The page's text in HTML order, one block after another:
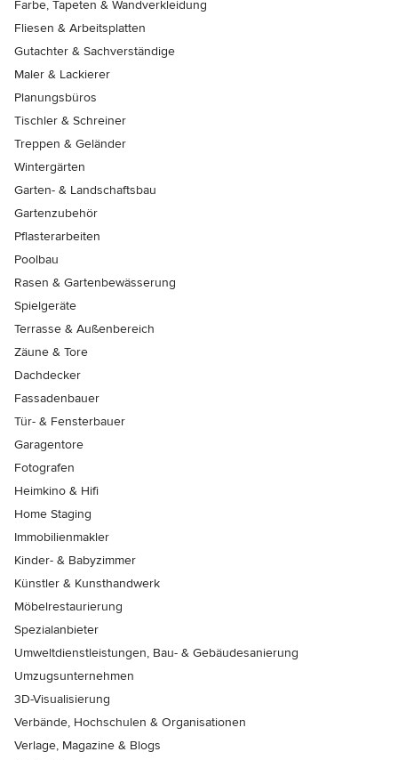
Farbe, Tapeten & Wandverkleidung
Fliesen & Arbeitsplatten
Gutachter & Sachverständige
Maler & Lackierer
Planungsbüros
Tischler & Schreiner
Treppen & Geländer
Wintergärten
Garten- & Landschaftsbau
Gartenzubehör
Pflasterarbeiten
Poolbau
Rasen & Gartenbewässerung
Spielgeräte
Terrasse & Außenbereich
Zäune & Tore
Dachdecker
Fassadenbauer
Tür- & Fensterbauer
Garagentore
Fotografen
Heimkino & Hifi
Home Staging
Immobilienmakler
Kinder- & Babyzimmer
Künstler & Kunsthandwerk
Möbelrestaurierung
Spezialanbieter
Umweltdienstleistungen, Bau- & Gebäudesanierung
Umzugsunternehmen
3D-Visualisierung
Verbände, Hochschulen & Organisationen
Verlage, Magazine & Blogs